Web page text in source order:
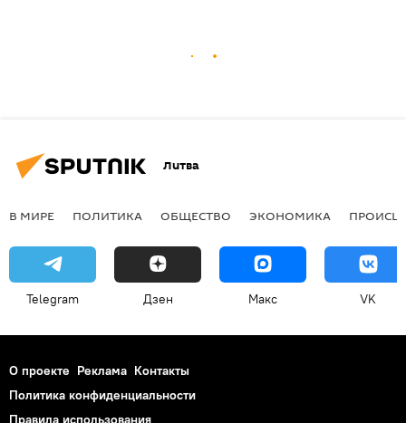
Литва
В МИРЕ ПОЛИТИКА ОБЩЕСТВО ЭКОНОМИКА
Telegram Дзен Макс VK
О проекте Реклама Контакты
Политика конфиденциальности
Правила использования